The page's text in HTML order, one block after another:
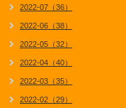
2022-07（36）
2022-06（38）
2022-05（32）
2022-04（40）
2022-03（35）
2022-02（29）